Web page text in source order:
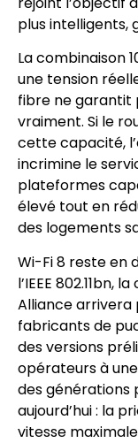
plus intelligents,
La combinaison
une tension
fibre ne garantit
vraiment. Si le
cette capacité,
incrimine le
plateformes
élevé tout en
des logements
Wi-Fi 8 reste en
l’IEEE
Alliance arrivera
fabricants de
des versions
opérateurs à
des générations
aujourd’hui : la
vitesse